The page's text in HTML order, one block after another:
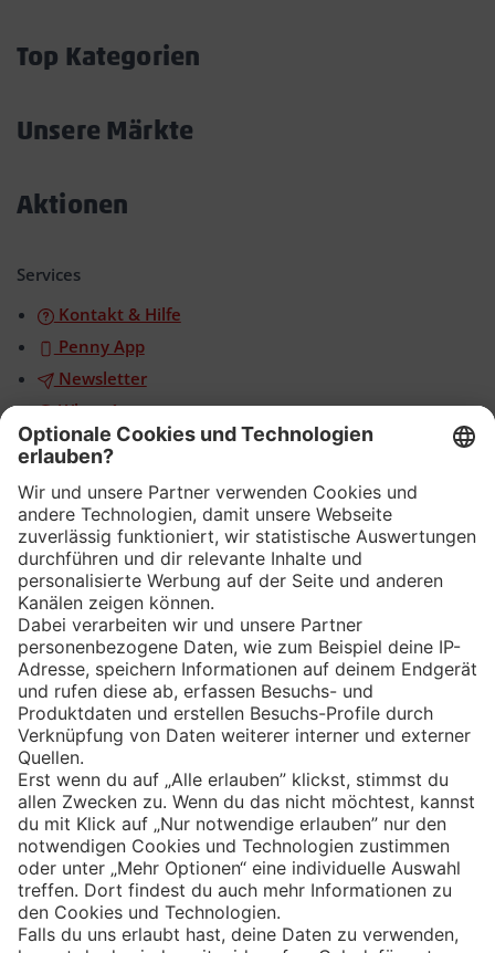
Top Kategorien
Unsere Märkte
Aktionen
Services
Kontakt & Hilfe
Penny App
Newsletter
WhatsApp
App
Eishockey